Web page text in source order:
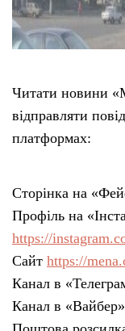
Читати новини
відправляти
платформах:
Сторінка на
Профіль на
https://
Сайт https://
Канал в
Канал в «Вайбер»